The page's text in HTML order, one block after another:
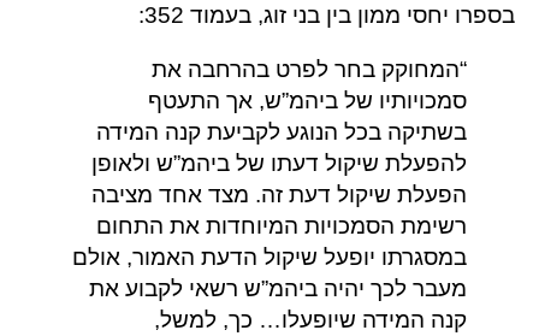
בספרו יחסי ממון בין בני זוג, בעמוד 352:
“המחוקק בחר לפרט בהרחבה את
סמכויותיו של ביהמ”ש, אך התעטף
בשתיקה בכל הנוגע לקביעת קנה המידה
להפעלת שיקול דעתו של ביהמ”ש ולאופן
הפעלת שיקול דעת זה. מצד אחד מציבה
רשימת הסמכויות המיוחדות את התחום
במסגרתו יופעל שיקול הדעת האמור, אולם
מעבר לכך יהיה ביהמ”ש רשאי לקבוע את
קנה המידה שיופעלו… כך, למשל,